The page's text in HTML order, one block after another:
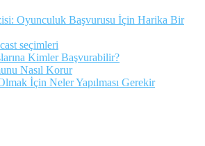
Oyunculuk Başvurusu İçin Harika Bir
seçimleri
Kimler Başvurabilir?
Nasıl Korur
İçin Neler Yapılması Gerekir